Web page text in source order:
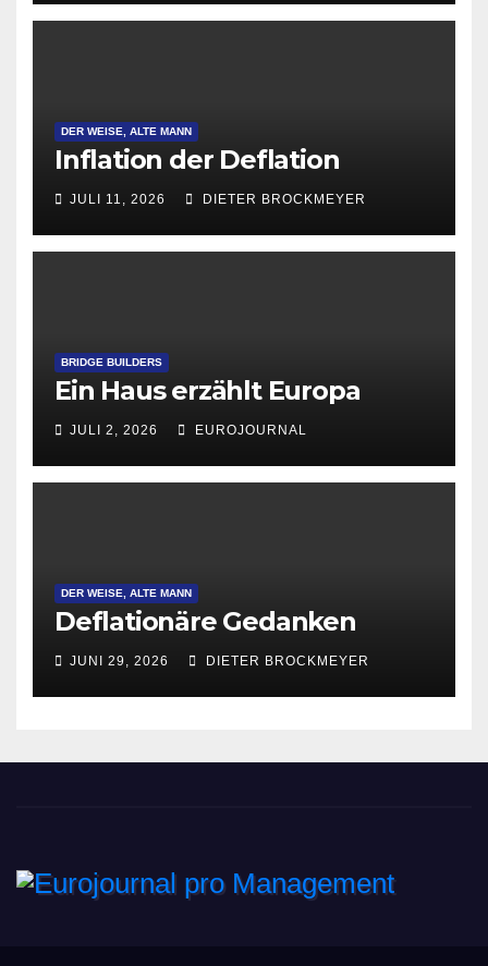
DER WEISE, ALTE MANN
Inflation der Deflation
JULI 11, 2026 DIETER BROCKMEYER
BRIDGE BUILDERS
Ein Haus erzählt Europa
JULI 2, 2026 EUROJOURNAL
DER WEISE, ALTE MANN
Deflationäre Gedanken
JUNI 29, 2026 DIETER BROCKMEYER